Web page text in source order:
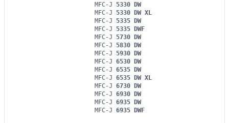
MFC-J 5330 DW
MFC-J 5330 DW XL
MFC-J 5335 DW
MFC-J 5335 DWF
MFC-J 5730 DW
MFC-J 5830 DW
MFC-J 5930 DW
MFC-J 6530 DW
MFC-J 6535 DW
MFC-J 6535 DW XL
MFC-J 6730 DW
MFC-J 6930 DW
MFC-J 6935 DW
MFC-J 6935 DWF